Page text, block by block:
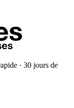
· 30 jours de